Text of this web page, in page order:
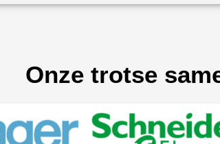
Onze trotse